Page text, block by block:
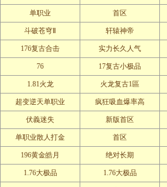
单职业 首区
斗破苍穹Ⅱ 轩辕神帝
176复古合击 实力长久人气
76 17复古小极品
1.81火龙 火龙复古1區
超变逆天单职业 疯狂吸血爆率高
伏義迷失 新版首区
单职业散人打金 首区
196黄金皓月 绝对长期
1.76大极品 1.76大极品